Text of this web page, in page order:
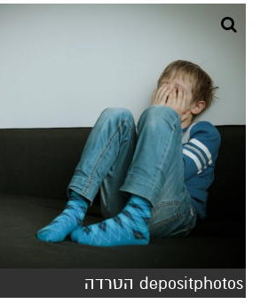
depositphotos הטרדה